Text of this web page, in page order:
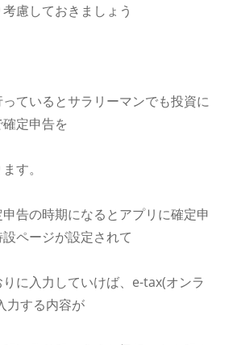
慮しておきましょう
ているとサラリーマンでも投資に
定申告を
す。
告の時期になるとアプリに確定申
ページが設定されて
に入力していけば、e-tax(オンラ
力する内容が